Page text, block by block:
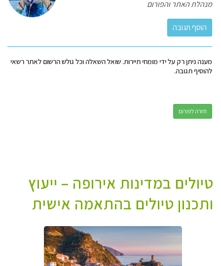
מנהלת האתר והפורום
מענה ניתן רק על ידי מומחי תיירות. שואל השאלה וכל גולש הרשום לאתר רשאי
להוסיף תגובה.
חזרה לפורום
טיולים במדינות אירופה – ייעוץ
ותכנון טיולים בהתאמה אישית